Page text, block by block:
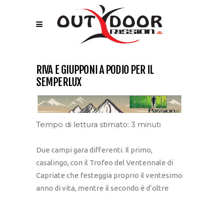
RIVA E GIUPPONI A PODIO PER IL
SEMPERLUX
Tempo di lettura stimato: 3 minuti
Due campi gara differenti. Il primo,
casalingo, con il Trofeo del Ventennale di
Capriate che festeggia proprio il ventesimo
anno di vita, mentre il secondo è d’oltre